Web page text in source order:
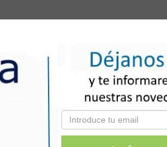
enfocado en el monitoreo del
asegurar la ejecución adecuada